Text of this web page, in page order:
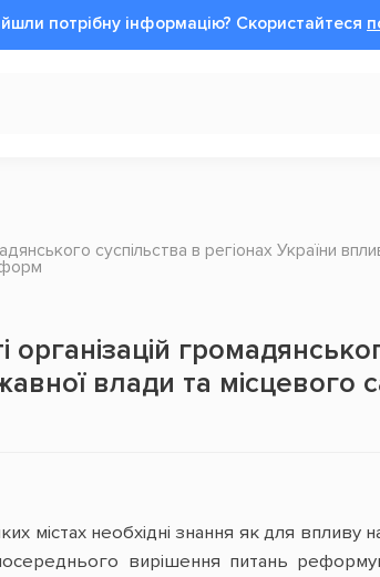
потрібну інформацію? Cкористайтеся
суспільства в регіонах України
влади та
містах необхідні знання як для
вирішення питань